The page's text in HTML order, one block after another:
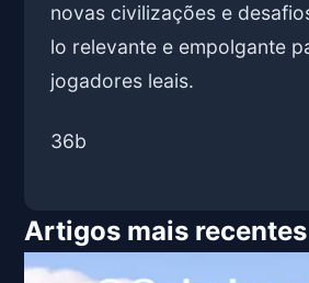
novas civilizações e
lo relevante e empolgante
jogadores leais.
36b
Artigos mais recentes